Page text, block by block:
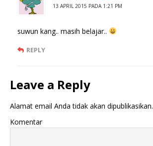
13 APRIL 2015 PADA 1:21 PM
suwun kang.. masih belajar..
REPLY
Leave a Reply
Alamat email Anda tidak akan dipublikasikan.
Komentar